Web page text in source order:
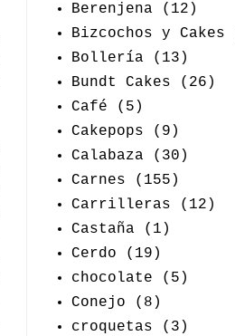
Berenjena
(12)
Bizcochos y Cakes
Bollería
(13)
Bundt Cakes
(26)
Café
(5)
Cakepops
(9)
Calabaza
(30)
Carnes
(155)
Carrilleras
(12)
Castaña
(1)
Cerdo
(19)
chocolate
(5)
Conejo
(8)
croquetas
(3)